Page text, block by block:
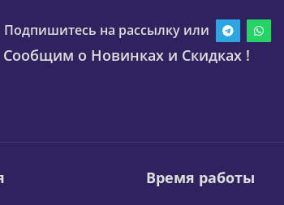
Подпишитесь на рассылку или
Сообщим о Новинках и Скидках !
Время работы